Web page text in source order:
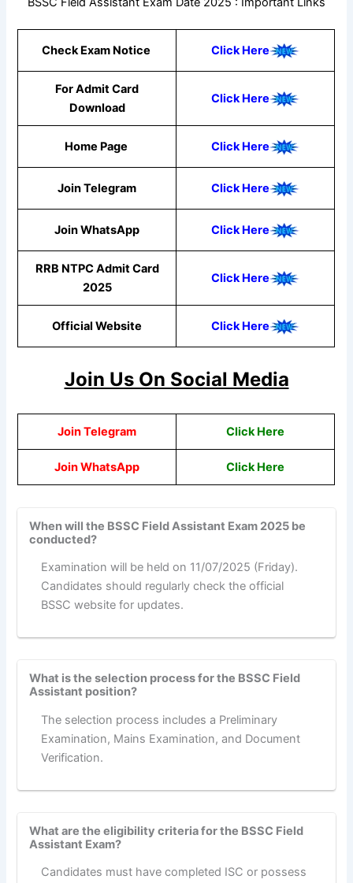
Check Exam Notice Click Here
For Admit Card
Download
Click Here
Home Page Click Here
Join Telegram Click Here
Join WhatsApp Click Here
RRB NTPC Admit Card
2025
Click Here
Official Website Click Here
Join Us On Social Media
Join Telegram Click Here
Join WhatsApp ClickHere
When will the BSSC Field Assistant Exam 2025 be
conducted?
Examination will be held on 11/07/2025 (Friday).
Candidates should regularly check the official
BSSC website for updates.
What is the selection process for the BSSC Field
Assistant position?
The selection process includes a Preliminary
Examination, Mains Examination, and Document
Verification.
What are the eligibility criteria for the BSSC Field
Assistant Exam?
Candidates must have completed ISC or possess